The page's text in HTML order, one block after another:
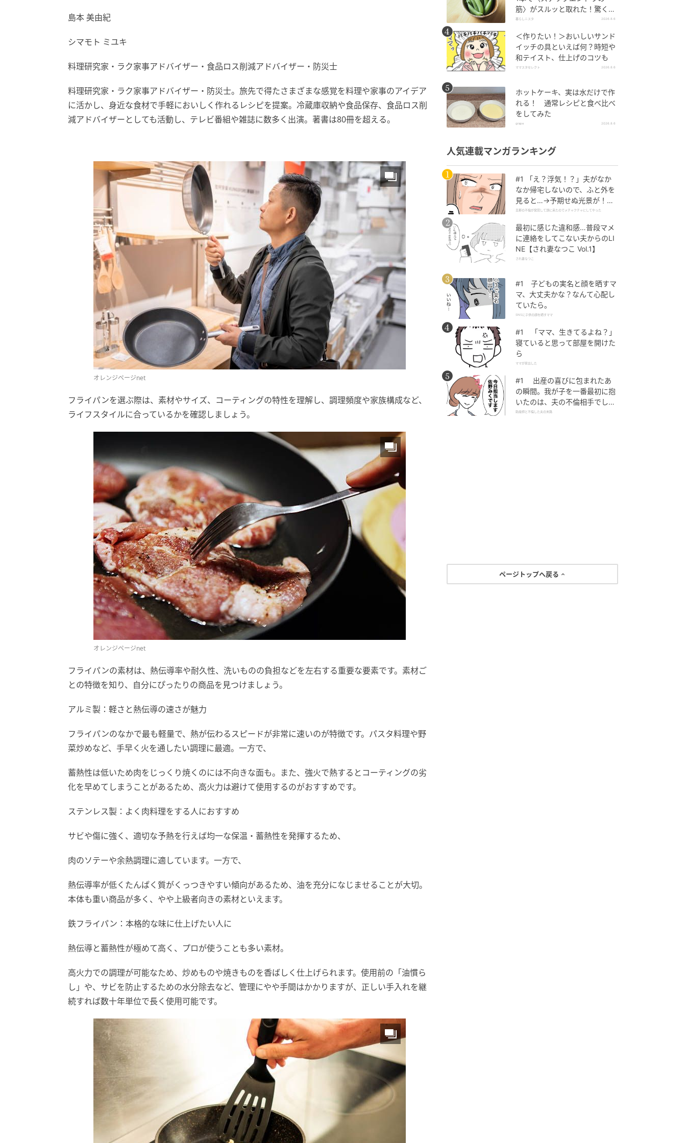
島本 美由紀
シマモト ミユキ
料理研究家・ラク家事アドバイザー・食品ロス削減アドバイザー・防災士
料理研究家・ラク家事アドバイザー・防災士。旅先で得たさまざまな感覚を料理や家事のアイデア
に活かし、身近な食材で手軽においしく作れるレシピを提案。冷蔵庫収納や食品保存、食品ロス削
減アドバイザーとしても活動し、テレビ番組や雑誌に数多く出演。著書は80冊を超える。
オレンジページnet
フライパンを選ぶ際は、素材やサイズ、コーティングの特性を理解し、調理頻度や家族構成など、
ライフスタイルに合っているかを確認しましょう。
オレンジページnet
フライパンの素材は、熱伝導率や耐久性、洗いものの負担などを左右する重要な要素です。素材ご
との特徴を知り、自分にぴったりの商品を見つけましょう。
アルミ製：軽さと熱伝導の速さが魅力
フライパンのなかで最も軽量で、熱が伝わるスピードが非常に速いのが特徴です。パスタ料理や野
菜炒めなど、手早く火を通したい調理に最適。一方で、
蓄熱性は低いため肉をじっくり焼くのには不向きな面も。また、強火で熱するとコーティングの劣
化を早めてしまうことがあるため、高火力は避けて使用するのがおすすめです。
ステンレス製：よく肉料理をする人におすすめ
サビや傷に強く、適切な予熱を行えば均一な保温・蓄熱性を発揮するため、
肉のソテーや余熱調理に適しています。一方で、
熱伝導率が低くたんぱく質がくっつきやすい傾向があるため、油を充分になじませることが大切。
本体も重い商品が多く、やや上級者向きの素材といえます。
鉄フライパン：本格的な味に仕上げたい人に
熱伝導と蓄熱性が極めて高く、プロが使うことも多い素材。
高火力での調理が可能なため、炒めものや焼きものを香ばしく仕上げられます。使用前の「油慣ら
し」や、サビを防止するための水分除去など、管理にやや手間はかかりますが、正しい手入れを継
続すれば数十年単位で長く使用可能です。
筋〉がスルッと取れた！驚くほ
ど気持ちいい裏ワザ
暮らしニスタ 2026.8.6
＜作りたい！＞おいしいサンド
イッチの具といえば何？時短や
和テイスト、仕上げのコツも
ママスタセレクト 2026.8.6
ホットケーキ、実は水だけで作
れる！ 通常レシピと食べ比べ
をしてみた
grape 2026.8.6
人気連載マンガランキング
#1 「え？浮気！？」夫がなか
なか帰宅しないので、ふと外を
見ると…→予期せぬ光景が！｜
旦那の不倫が発覚して頭に来た
旦那の不倫が発覚して頭に来たのでメチャクチャにしてやった
最初に感じた違和感…普段マメ
に連絡をしてこない夫からのLI
NE【され妻なつこ Vol.1】
され妻なつこ
#1 子どもの実名と顔を晒すマ
マ、大丈夫かな？なんて心配し
ていたら。
SNSに子供の顔を晒すママ
#1 「ママ、生きてるよね？」
寝ていると思って部屋を開けた
ら
ママが家出した
#1 出産の喜びに包まれたあ
の瞬間。我が子を一番最初に抱
いたのは、夫の不倫相手でし
た。
助産師と不倫した夫の末路
ページトップへ戻る